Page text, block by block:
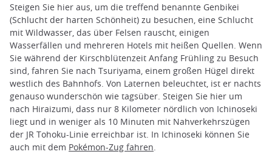
Steigen Sie hier aus, um die treffend benannte Genbikei
(Schlucht der harten Schönheit) zu besuchen, eine Schlucht
mit Wildwasser, das über Felsen rauscht, einigen
Wasserfällen und mehreren Hotels mit heißen Quellen. Wenn
Sie während der Kirschblütenzeit Anfang Frühling zu Besuch
sind, fahren Sie nach Tsuriyama, einem großen Hügel direkt
westlich des Bahnhofs. Von Laternen beleuchtet, ist er nachts
genauso wunderschön wie tagsüber. Steigen Sie hier um
nach Hiraizumi, dass nur 8 Kilometer nördlich von Ichinoseki
liegt und in weniger als 10 Minuten mit Nahverkehrszügen
der JR Tohoku-Linie erreichbar ist. In Ichinoseki können Sie
auch mit dem Pokémon-Zug fahren